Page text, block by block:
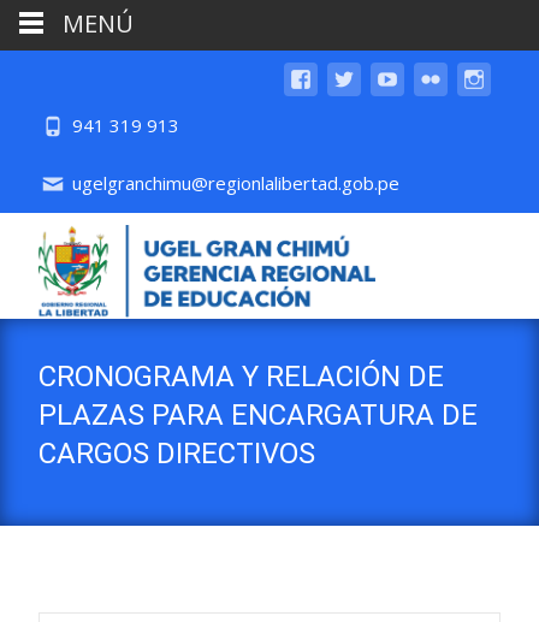
941 319 913
ugelgranchimu@regionlalibertad.gob.pe
CRONOGRAMA Y RELACIÓN DE
PLAZAS PARA ENCARGATURA DE
CARGOS DIRECTIVOS
MENÚ